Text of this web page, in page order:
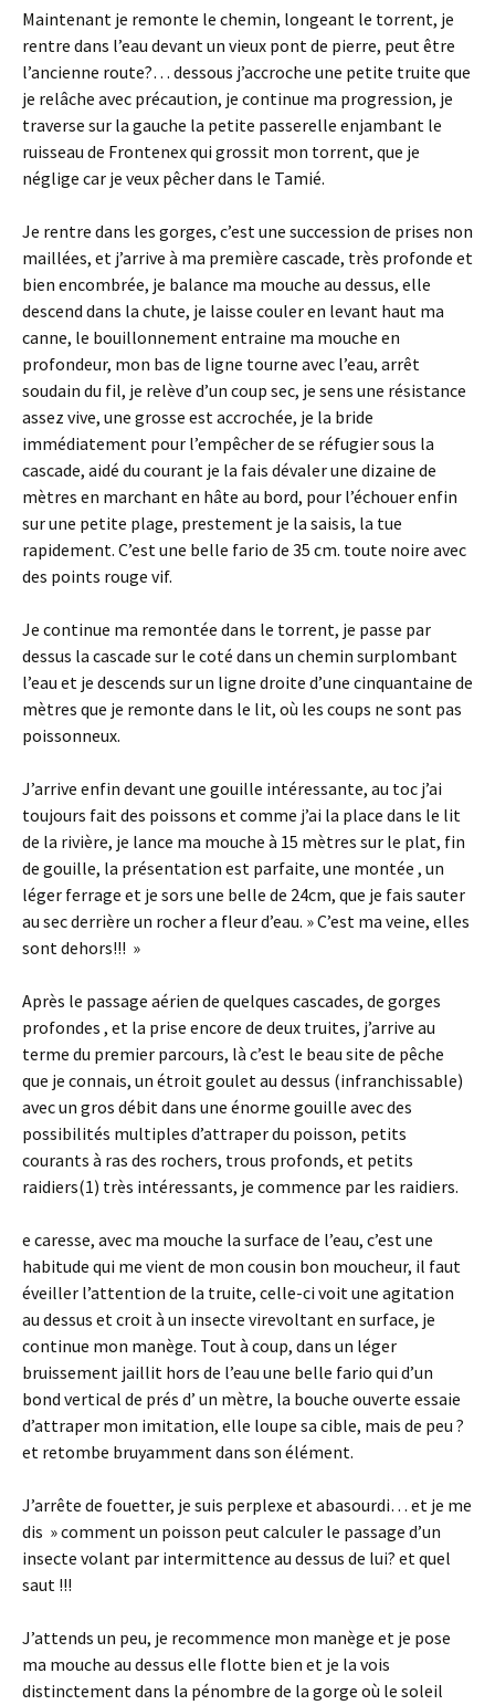
Maintenant je remonte le chemin, longeant le torrent, je
rentre dans l’eau devant un vieux pont de pierre, peut être
l’ancienne route?… dessous j’accroche une petite truite que
je relâche avec précaution, je continue ma progression, je
traverse sur la gauche la petite passerelle enjambant le
ruisseau de Frontenex qui grossit mon torrent, que je
néglige car je veux pêcher dans le Tamié.
Je rentre dans les gorges, c’est une succession de prises non
maillées, et j’arrive à ma première cascade, très profonde et
bien encombrée, je balance ma mouche au dessus, elle
descend dans la chute, je laisse couler en levant haut ma
canne, le bouillonnement entraine ma mouche en
profondeur, mon bas de ligne tourne avec l’eau, arrêt
soudain du fil, je relève d’un coup sec, je sens une résistance
assez vive, une grosse est accrochée, je la bride
immédiatement pour l’empêcher de se réfugier sous la
cascade, aidé du courant je la fais dévaler une dizaine de
mètres en marchant en hâte au bord, pour l’échouer enfin
sur une petite plage, prestement je la saisis, la tue
rapidement. C’est une belle fario de 35 cm. toute noire avec
des points rouge vif.
Je continue ma remontée dans le torrent, je passe par
dessus la cascade sur le coté dans un chemin surplombant
l’eau et je descends sur un ligne droite d’une cinquantaine de
mètres que je remonte dans le lit, où les coups ne sont pas
poissonneux.
J’arrive enfin devant une gouille intéressante, au toc j’ai
toujours fait des poissons et comme j’ai la place dans le lit
de la rivière, je lance ma mouche à 15 mètres sur le plat, fin
de gouille, la présentation est parfaite, une montée , un
léger ferrage et je sors une belle de 24cm, que je fais sauter
au sec derrière un rocher a fleur d’eau. » C’est ma veine, elles
sont dehors!!! »
Après le passage aérien de quelques cascades, de gorges
profondes , et la prise encore de deux truites, j’arrive au
terme du premier parcours, là c’est le beau site de pêche
que je connais, un étroit goulet au dessus (infranchissable)
avec un gros débit dans une énorme gouille avec des
possibilités multiples d’attraper du poisson, petits
courants à ras des rochers, trous profonds, et petits
raidiers(1) très intéressants, je commence par les raidiers.
e caresse, avec ma mouche la surface de l’eau, c’est une
habitude qui me vient de mon cousin bon moucheur, il faut
éveiller l’attention de la truite, celle-ci voit une agitation
au dessus et croit à un insecte virevoltant en surface, je
continue mon manège. Tout à coup, dans un léger
bruissement jaillit hors de l’eau une belle fario qui d’un
bond vertical de prés d’ un mètre, la bouche ouverte essaie
d’attraper mon imitation, elle loupe sa cible, mais de peu ?
et retombe bruyamment dans son élément.
J’arrête de fouetter, je suis perplexe et abasourdi… et je me
dis » comment un poisson peut calculer le passage d’un
insecte volant par intermittence au dessus de lui? et quel
saut !!!
J’attends un peu, je recommence mon manège et je pose
ma mouche au dessus elle flotte bien et je la vois
distinctement dans la pénombre de la gorge où le soleil